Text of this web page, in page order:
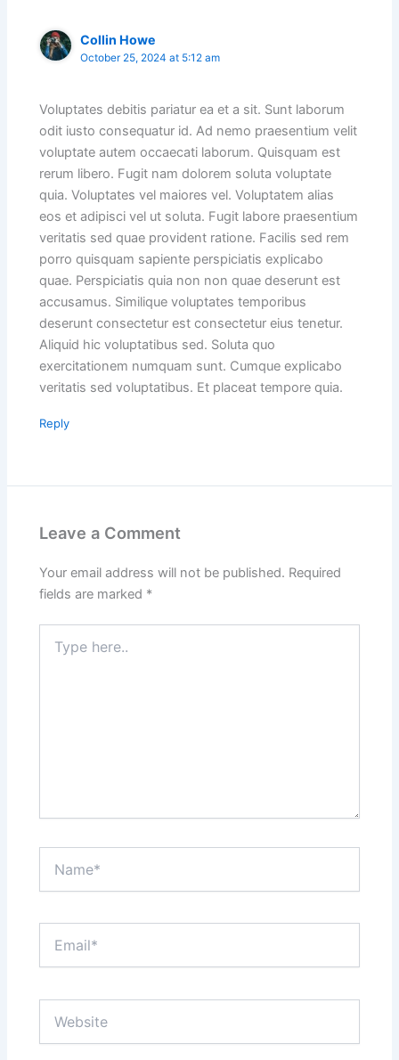
Collin Howe
October 25, 2024 at 5:12 am
Voluptates debitis pariatur ea et a sit. Sunt laborum
odit iusto consequatur id. Ad nemo praesentium velit
voluptate autem occaecati laborum. Quisquam est
rerum libero. Fugit nam dolorem soluta voluptate
quia. Voluptates vel maiores vel. Voluptatem alias
eos et adipisci vel ut soluta. Fugit labore praesentium
veritatis sed quae provident ratione. Facilis sed rem
porro quisquam sapiente perspiciatis explicabo
quae. Perspiciatis quia non non quae deserunt est
accusamus. Similique voluptates temporibus
deserunt consectetur est consectetur eius tenetur.
Aliquid hic voluptatibus sed. Soluta quo
exercitationem numquam sunt. Cumque explicabo
veritatis sed voluptatibus. Et placeat tempore quia.
Reply
Leave a Comment
Your email address will not be published. Required
fields are marked *
here..